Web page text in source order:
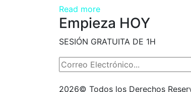
Read more
Empieza HOY
SESIÓN GRATUITA DE 1H
2026© Todos los Derechos